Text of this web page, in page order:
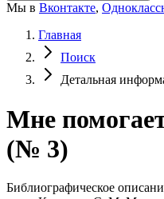
Мы в Вконтакте,
Главная
Поиск
Детальная
Мне
(№ 3)
Библиографическое